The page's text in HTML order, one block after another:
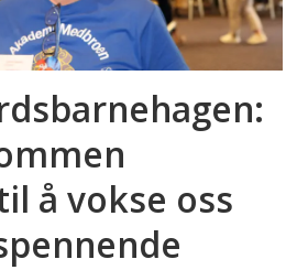
å vokse oss